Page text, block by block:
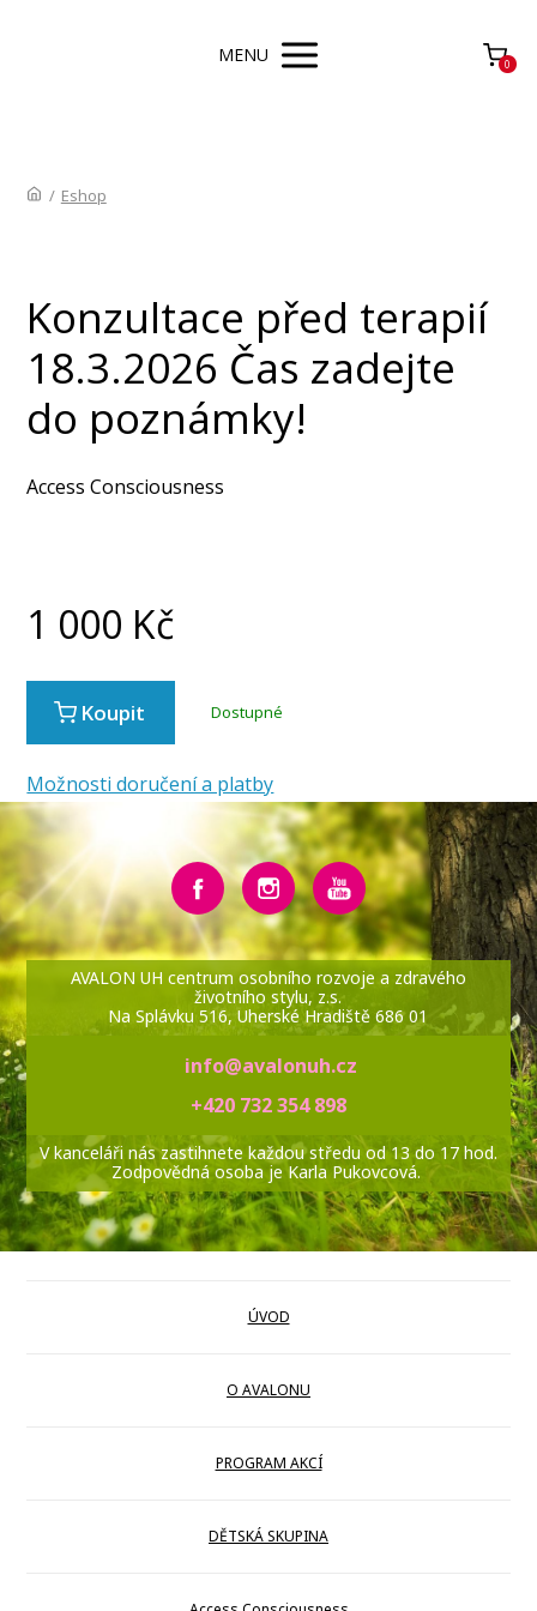
MENU 0
/ Eshop
Konzultace před terapií
18.3.2026 Čas zadejte
do poznámky!
Access Consciousness
1 000 Kč
Koupit Dostupné
Možnosti doručení a platby
AVALON UH centrum osobního rozvoje a zdravého
životního stylu, z.s.
Na Splávku 516, Uherské Hradiště 686 01
info@avalonuh.cz
+420 732 354 898
V kanceláři nás zastihnete každou středu od 13 do 17 hod.
Zodpovědná osoba je Karla Pukovcová.
ÚVOD
O AVALONU
PROGRAM AKCÍ
DĚTSKÁ SKUPINA